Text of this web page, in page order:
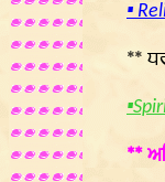
▪
**
**